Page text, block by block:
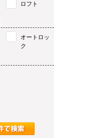
ロフト
オートロッ
ク